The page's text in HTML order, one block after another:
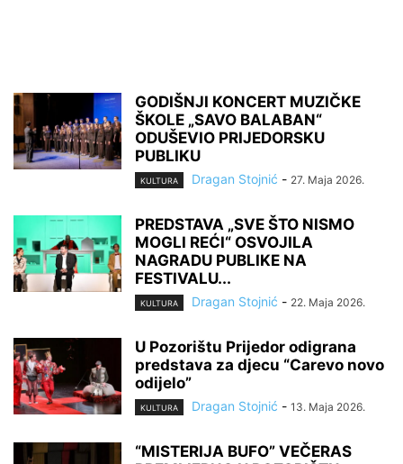
GODIŠNJI KONCERT MUZIČKE
ŠKOLE „SAVO BALABAN“
ODUŠEVIO PRIJEDORSKU
PUBLIKU
KULTURA Dragan Stojnić - 27. Maja 2026.
PREDSTAVA „SVE ŠTO NISMO
MOGLI REĆI“ OSVOJILA
NAGRADU PUBLIKE NA
FESTIVALU...
KULTURA Dragan Stojnić - 22. Maja 2026.
U Pozorištu Prijedor odigrana
predstava za djecu “Carevo novo
odijelo”
KULTURA Dragan Stojnić - 13. Maja 2026.
“MISTERIJA BUFO” VEČERAS